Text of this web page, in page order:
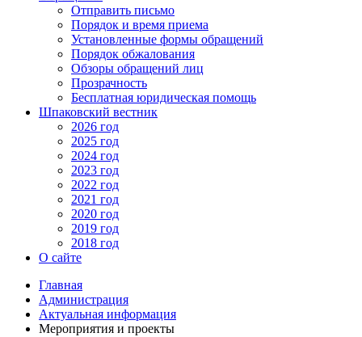
Отправить письмо
Порядок и время приема
Установленные формы обращений
Порядок обжалования
Обзоры обращений лиц
Прозрачность
Бесплатная юридическая помощь
Шпаковский вестник
2026 год
2025 год
2024 год
2023 год
2022 год
2021 год
2020 год
2019 год
2018 год
О сайте
Главная
Администрация
Актуальная информация
Мероприятия и проекты